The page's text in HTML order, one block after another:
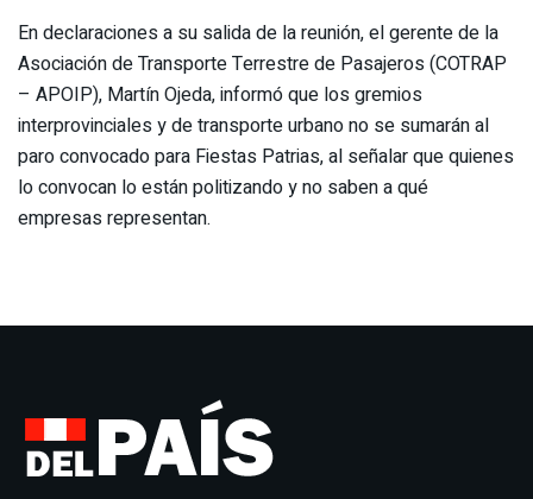
En declaraciones a su salida de la reunión, el gerente de la
Asociación de Transporte Terrestre de Pasajeros (COTRAP
– APOIP), Martín Ojeda, informó que los gremios
interprovinciales y de transporte urbano no se sumarán al
paro convocado para Fiestas Patrias, al señalar que quienes
lo convocan lo están politizando y no saben a qué
empresas representan.